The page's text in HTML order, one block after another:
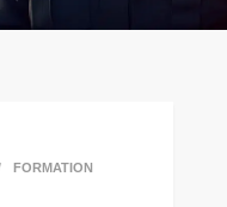
FORMATION